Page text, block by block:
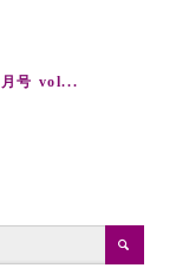
月号 vol...